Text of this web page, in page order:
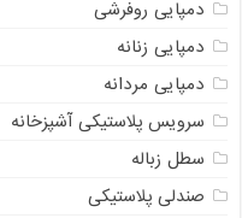
دمپایی روفرشی
دمپایی زنانه
دمپایی مردانه
سرویس پلاستیکی آشپزخانه
سطل زباله
صندلی پلاستیکی